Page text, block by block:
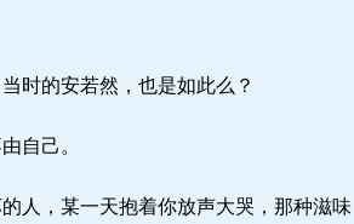
时的安若然，也是如此么？
自己。
人，某一天抱着你放声大哭，那种滋味